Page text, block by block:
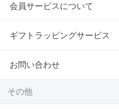
会員サービスについて
ギフトラッピングサービス
お問い合わせ
その他